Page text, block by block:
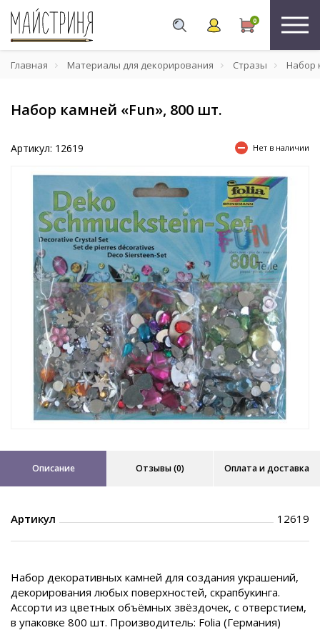
0
Главная Материалы для декорирования Стразы Набор
Набор камней «Fun», 800 шт.
Артикул: 12619 Нет в наличии
Описание Отзывы (0) Оплата и доставка
Артикул 12619
Набор декоративных камней для создания украшений,
декорирования любых поверхностей, скрапбукинга.
Ассорти из цветных объёмных звёздочек, с отверстием,
в упаковке 800 шт. Производитель: Folia (Германия)